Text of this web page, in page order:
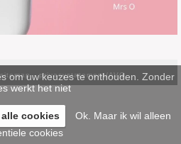
sitemap-privacystatement/AVG
om uw keuzes te onthouden. Zonder
werkt het niet
cookies
Ok. Maar ik wil alleen
cookies